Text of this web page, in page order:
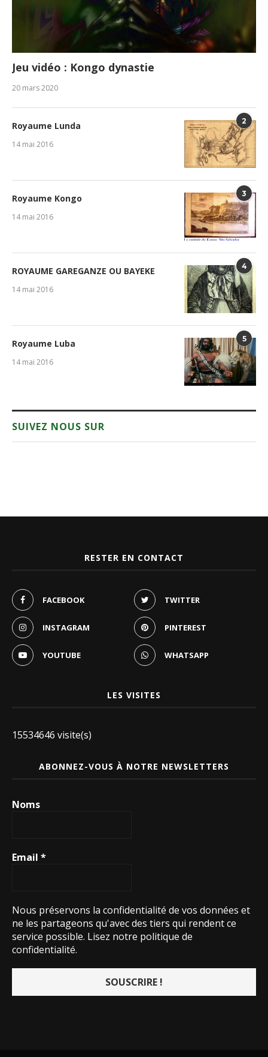
Jeu vidéo : Kongo dynastie
20 mars 2020
2
Royaume Lunda
14 mai 2016
3
Royaume Kongo
14 mai 2016
4
ROYAUME GAREGANZE OU BAYEKE
14 mai 2016
5
Royaume Luba
14 mai 2016
SUIVEZ NOUS SUR
RESTER EN CONTACT
FACEBOOK TWITTER
INSTAGRAM PINTEREST
YOUTUBE WHATSAPP
LES VISITES
15534646 visite(s)
ABONNEZ-VOUS À NOTRE NEWSLETTERS
Noms
Email *
Nous préservons la confidentialité de vos données et
ne les partageons qu'avec des tiers qui rendent ce
service possible. Lisez notre politique de
confidentialité.